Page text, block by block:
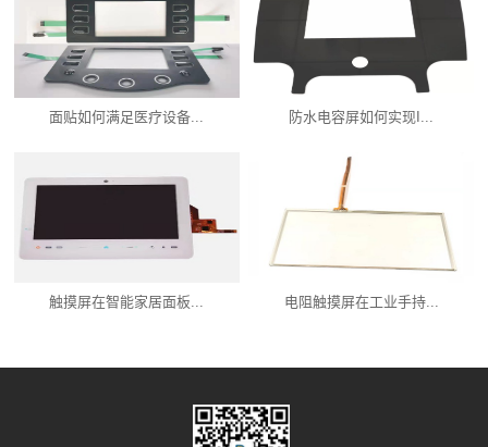
面贴如何满足医疗设备... 防水电容屏如何实现I...
触摸屏在智能家居面板... 电阻触摸屏在工业手持...
产品中心